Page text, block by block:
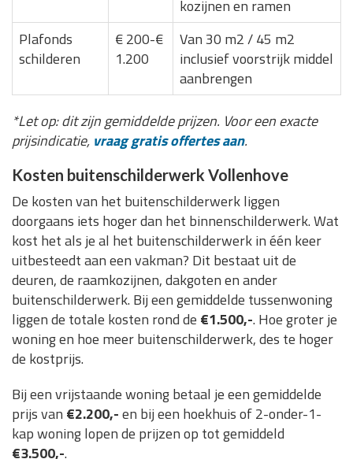
kozijnen en ramen
Plafonds
schilderen
€ 200-€
1.200
Van 30 m2 / 45 m2
inclusief voorstrijk middel
aanbrengen
*Let op: dit zijn gemiddelde prijzen. Voor een exacte
prijsindicatie, vraag gratis offertes aan.
Kosten buitenschilderwerk Vollenhove
De kosten van het buitenschilderwerk liggen
doorgaans iets hoger dan het binnenschilderwerk. Wat
kost het als je al het buitenschilderwerk in één keer
uitbesteedt aan een vakman? Dit bestaat uit de
deuren, de raamkozijnen, dakgoten en ander
buitenschilderwerk. Bij een gemiddelde tussenwoning
liggen de totale kosten rond de €1.500,-. Hoe groter je
woning en hoe meer buitenschilderwerk, des te hoger
de kostprijs.
Bij een vrijstaande woning betaal je een gemiddelde
prijs van €2.200,-en bij een hoekhuis of 2-onder-1-
kap woning lopen de prijzen op tot gemiddeld
€3.500,-.